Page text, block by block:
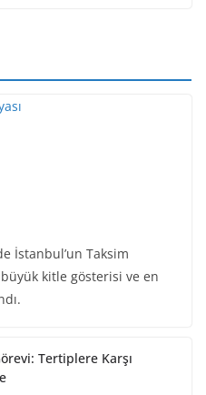
İstanbul’un Taksim
büyük kitle gösterisi ve en
Tertiplere Karşı